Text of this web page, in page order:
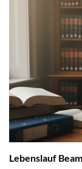
Lebenslauf